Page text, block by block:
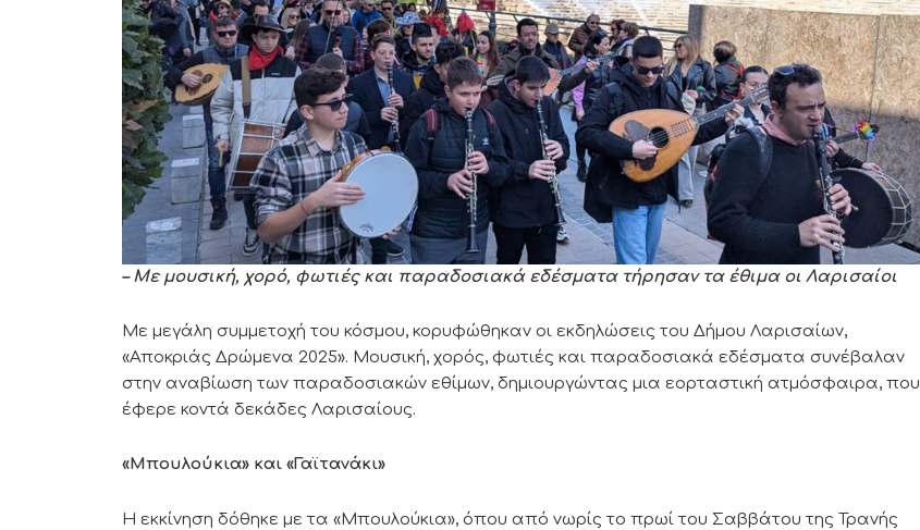
– Με μουσική, χορό, φωτιές και παραδοσιακά εδέσματα τήρησαν τα έθιμα οι Λαρισαίοι
Με μεγάλη συμμετοχή του κόσμου, κορυφώθηκαν οι εκδηλώσεις του Δήμου Λαρισαίων,
«Αποκριάς Δρώμενα 2025». Μουσική, χορός, φωτιές και παραδοσιακά εδέσματα συνέβαλαν
στην αναβίωση των παραδοσιακών εθίμων, δημιουργώντας μια εορταστική ατμόσφαιρα, που
έφερε κοντά δεκάδες Λαρισαίους.
«Μπουλούκια» και «Γαϊτανάκι»
Η εκκίνηση δόθηκε με τα «Μπουλούκια», όπου από νωρίς το πρωί του Σαββάτου της Τρανής